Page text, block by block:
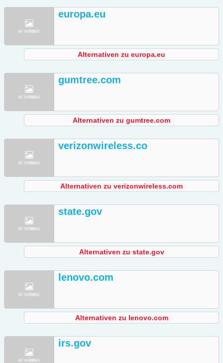
europa.eu
Alternativen zu europa.eu
gumtree.com
Alternativen zu gumtree.com
verizonwireless.co
Alternativen zu verizonwireless.com
state.gov
Alternativen zu state.gov
lenovo.com
Alternativen zu lenovo.com
irs.gov